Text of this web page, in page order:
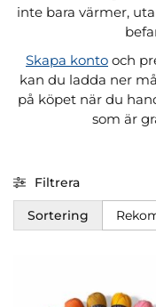
inte bara värmer,
Skapa konto och
kan du ladda ner
på köpet när du
som är
Filtrera
Sortering